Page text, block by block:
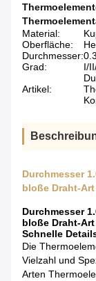
Material:
Oberfläche:
Durchmesser:
Grad:
I/
Artikel:
Durchmesser
bloße Draht-
Durchmesser
bloße Draht-
Schnelle
Die
Vielzahl und
Arten